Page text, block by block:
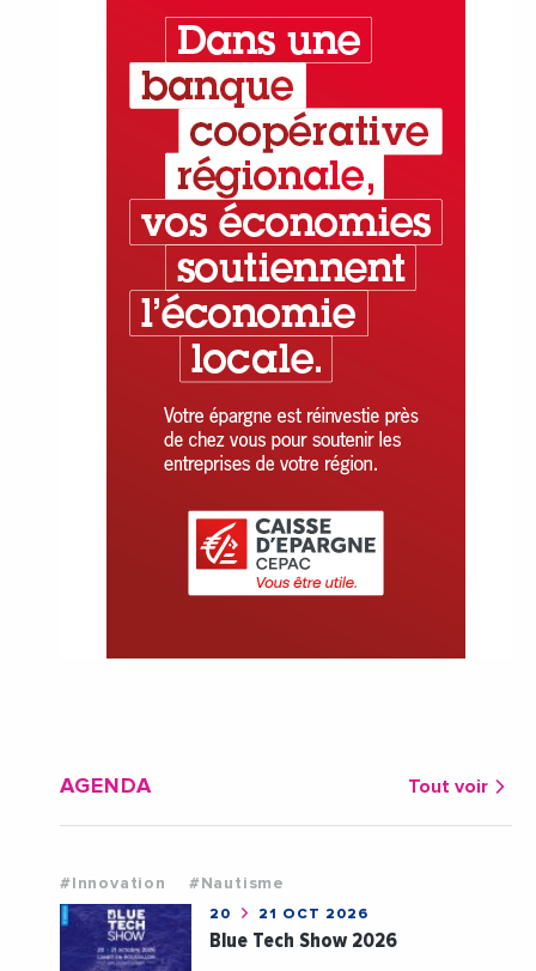
AGENDA Tout voir
#Innovation #Nautisme
20 21 OCT 2026
Blue Tech Show 2026